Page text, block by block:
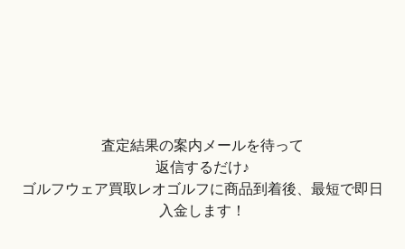
査定結果の案内メールを待って
返信するだけ♪
ゴルフウェア買取レオゴルフに商品到着後、最短で即日
入金します！